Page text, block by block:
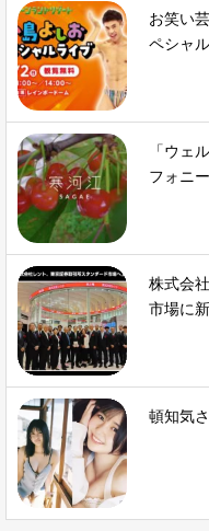
お笑い
ペシャル
「ウェ
フォニー
株式会
市場に新
頓知気